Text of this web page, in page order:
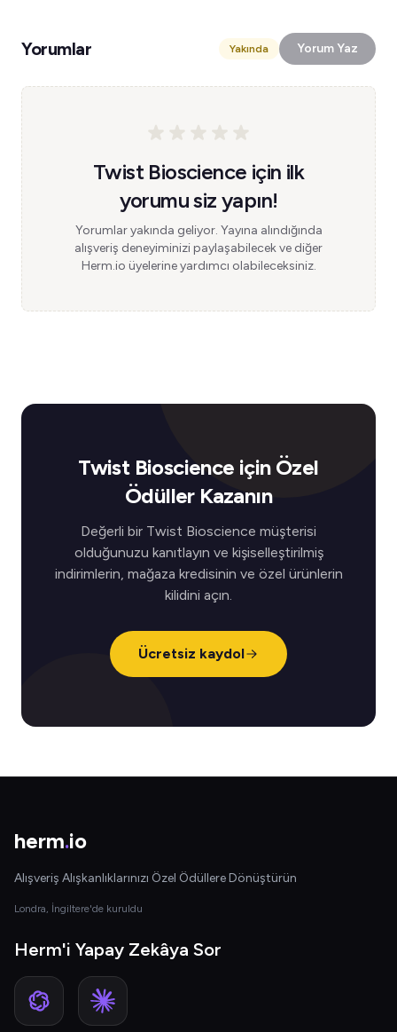
Yorumlar Yakında Yorum Yaz
Twist Bioscience için ilk
yorumu siz yapın!
Yorumlar yakında geliyor. Yayına alındığında
alışveriş deneyiminizi paylaşabilecek ve diğer
Herm.io üyelerine yardımcı olabileceksiniz.
Twist Bioscience için Özel
Ödüller Kazanın
Değerli bir Twist Bioscience müşterisi
olduğunuzu kanıtlayın ve kişiselleştirilmiş
indirimlerin, mağaza kredisinin ve özel ürünlerin
kilidini açın.
Ücretsiz kaydol
herm.io
Alışveriş Alışkanlıklarınızı Özel Ödüllere Dönüştürün
Londra, İngiltere'de kuruldu
Herm'i Yapay Zekâya Sor